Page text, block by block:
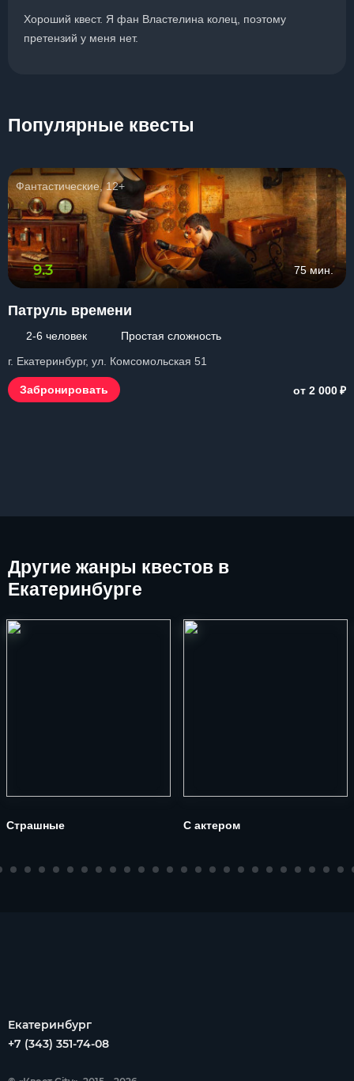
Хороший квест. Я фан Властелина колец, поэтому
претензий у меня нет.
Популярные квесты
Фантастические, 12+
9.3 75 мин.
Патруль времени
2-6 человек
Простая сложность
г. Екатеринбург, ул. Комсомольская 51
Забронировать от 2 000₽
Другие жанры квестов в
Екатеринбурге
Страшные С актером
Екатеринбург
+7 (343) 351-74-08